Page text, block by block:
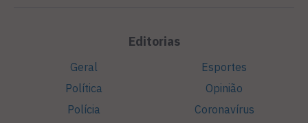
Editorias
Geral
Política
Polícia
Esportes
Opinião
Coronavírus